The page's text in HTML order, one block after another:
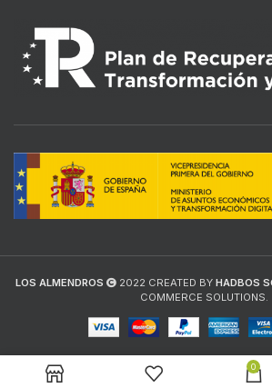
LOS ALMENDROS 2022 CREATED BY HADBOS
COMMERCE SOLUTIONS.
0